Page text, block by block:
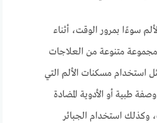
سوءًا بمرور الوقت، أثناء
متنوعة من العلاجات
مثل استخدام مسكنات الألم التي
طبية أو الأدوية المضادة
وكذلك استخدام الجبائر